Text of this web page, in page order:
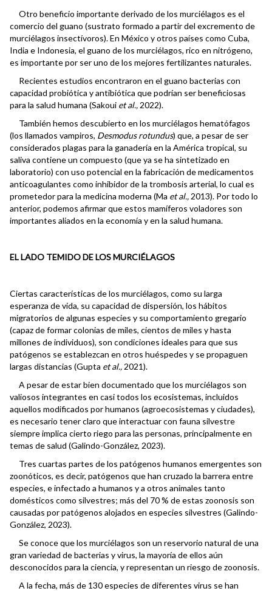
Otro beneficio importante derivado de los murciélagos es el
comercio del guano (sustrato formado a partir del excremento de
murciélagos insectívoros). En México y otros países como Cuba,
India e Indonesia, el guano de los murciélagos, rico en nitrógeno,
es importante por ser uno de los mejores fertilizantes naturales.
Recientes estudios encontraron en el guano bacterias con
capacidad probiótica y antibiótica que podrían ser beneficiosas
para la salud humana (Sakoui et al., 2022).
También hemos descubierto en los murciélagos hematófagos
(los llamados vampiros, Desmodus rotundus) que, a pesar de ser
considerados plagas para la ganadería en la América tropical, su
saliva contiene un compuesto (que ya se ha sintetizado en
laboratorio) con uso potencial en la fabricación de medicamentos
anticoagulantes como inhibidor de la trombosis arterial, lo cual es
prometedor para la medicina moderna (Ma et al., 2013). Por todo lo
anterior, podemos afirmar que estos mamíferos voladores son
importantes aliados en la economía y en la salud humana.
EL LADO TEMIDO DE LOS MURCIÉLAGOS
Ciertas características de los murciélagos, como su larga
esperanza de vida, su capacidad de dispersión, los hábitos
migratorios de algunas especies y su comportamiento gregario
(capaz de formar colonias de miles, cientos de miles y hasta
millones de individuos), son condiciones ideales para que sus
patógenos se establezcan en otros huéspedes y se propaguen
largas distancias (Gupta et al., 2021).
A pesar de estar bien documentado que los murciélagos son
valiosos integrantes en casi todos los ecosistemas, incluidos
aquellos modificados por humanos (agroecosistemas y ciudades),
es necesario tener claro que interactuar con fauna silvestre
siempre implica cierto riego para las personas, principalmente en
temas de salud (Galindo-González, 2023).
Tres cuartas partes de los patógenos humanos emergentes son
zoonóticos, es decir, patógenos que han cruzado la barrera entre
especies, e infectado a humanos y a otros animales tanto
domésticos como silvestres; más del 70 % de estas zoonosis son
causadas por patógenos alojados en especies silvestres (Galindo-
González, 2023).
Se conoce que los murciélagos son un reservorio natural de una
gran variedad de bacterias y virus, la mayoría de ellos aún
desconocidos para la ciencia, y representan un riesgo de zoonosis.
A la fecha, más de 130 especies de diferentes virus se han